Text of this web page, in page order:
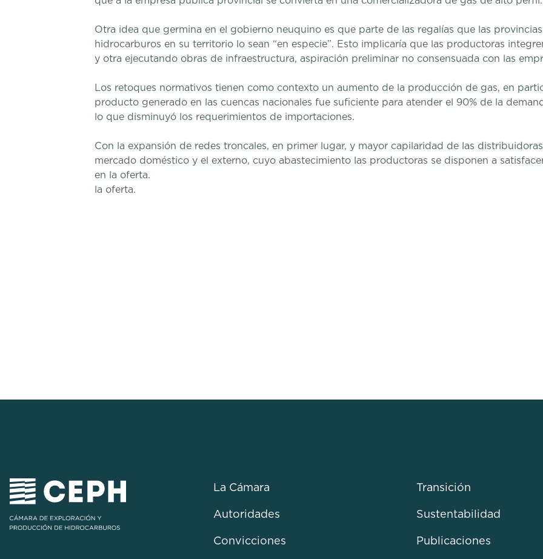
Otra idea que germina en el gobierno neuquino es que parte de las regalías que las
hidrocarburos en su territorio lo sean “en especie”. Esto implicaría que las productoras
y otra ejecutando obras de infraestructura, aspiración preliminar no consensuada con las
Los retoques normativos tienen como contexto un aumento de la producción de gas, en
producto generado en las cuencas nacionales fue suficiente para atender el 90% de la
lo que disminuyó los requerimientos de importaciones.
Con la expansión de redes troncales, en primer lugar, y mayor capilaridad de las
mercado doméstico y el externo, cuyo abastecimiento las productoras se disponen a
en la oferta.
la oferta.
La Cámara
Autoridades
Convicciones
Transición
Sustentabilidad
Publicaciones